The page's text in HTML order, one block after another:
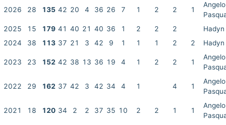
2026 28 135 42 20 4 36 26 7 1 2 2 1
2025
15 179 41 40 21 40 36 1 2 2 2
Hadyn
2024
38 113 37 21 3 42 9 1 1 1 2 2 Hadyn
2023 23 152 42 38 13 36 19 4 1 2 2 1
2022 29 162 37 42 3 42 34 4 1 4 1
2021 18 120 34 2 2 37 35 10 2 2 1 1